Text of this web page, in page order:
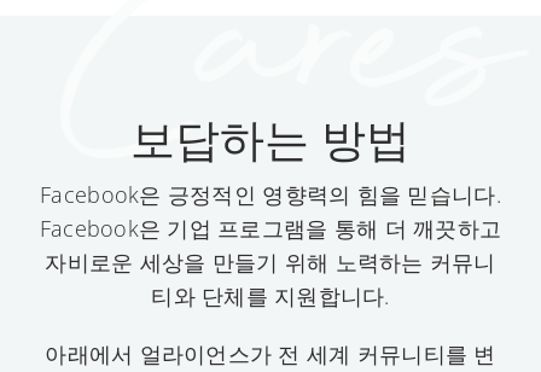
보답하는 방법
Facebook은 긍정적인 영향력의 힘을 믿습니다.
Facebook은 기업 프로그램을 통해 더 깨끗하고
자비로운 세상을 만들기 위해 노력하는 커뮤니
티와 단체를 지원합니다.
아래에서 얼라이언스가 전 세계 커뮤니티를 변